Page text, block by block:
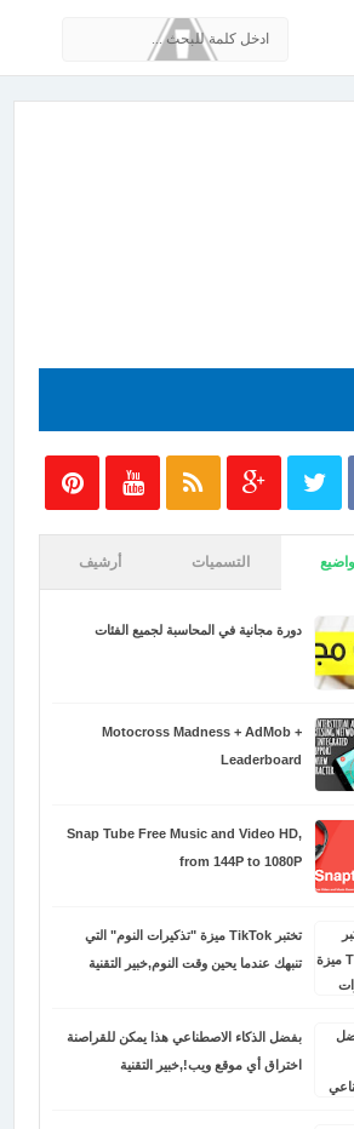
التسميات أرشيف
دورة مجانية في المحاسبة لجميع الفئات
Motocross Madness + AdMob +
Leaderboard
Snap Tube Free Music and Video HD,
from 144P to 1080P
تختبر TikTok ميزة "تذكيرات النوم" التي
تنبهك عندما يحين وقت النوم,خبير التقنية
بفضل الذكاء الاصطناعي هذا يمكن للقراصنة
اختراق أي موقع ويب!,خبير التقنية